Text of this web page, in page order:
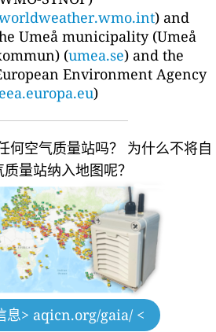
) and
Umeå municipality (Umeå
(umea.se) and the
Environment Agency
eea.europa.eu)
何空气质量站吗？
为什么不将自
量站纳入地图呢？
息> aqicn.org/gaia/ <